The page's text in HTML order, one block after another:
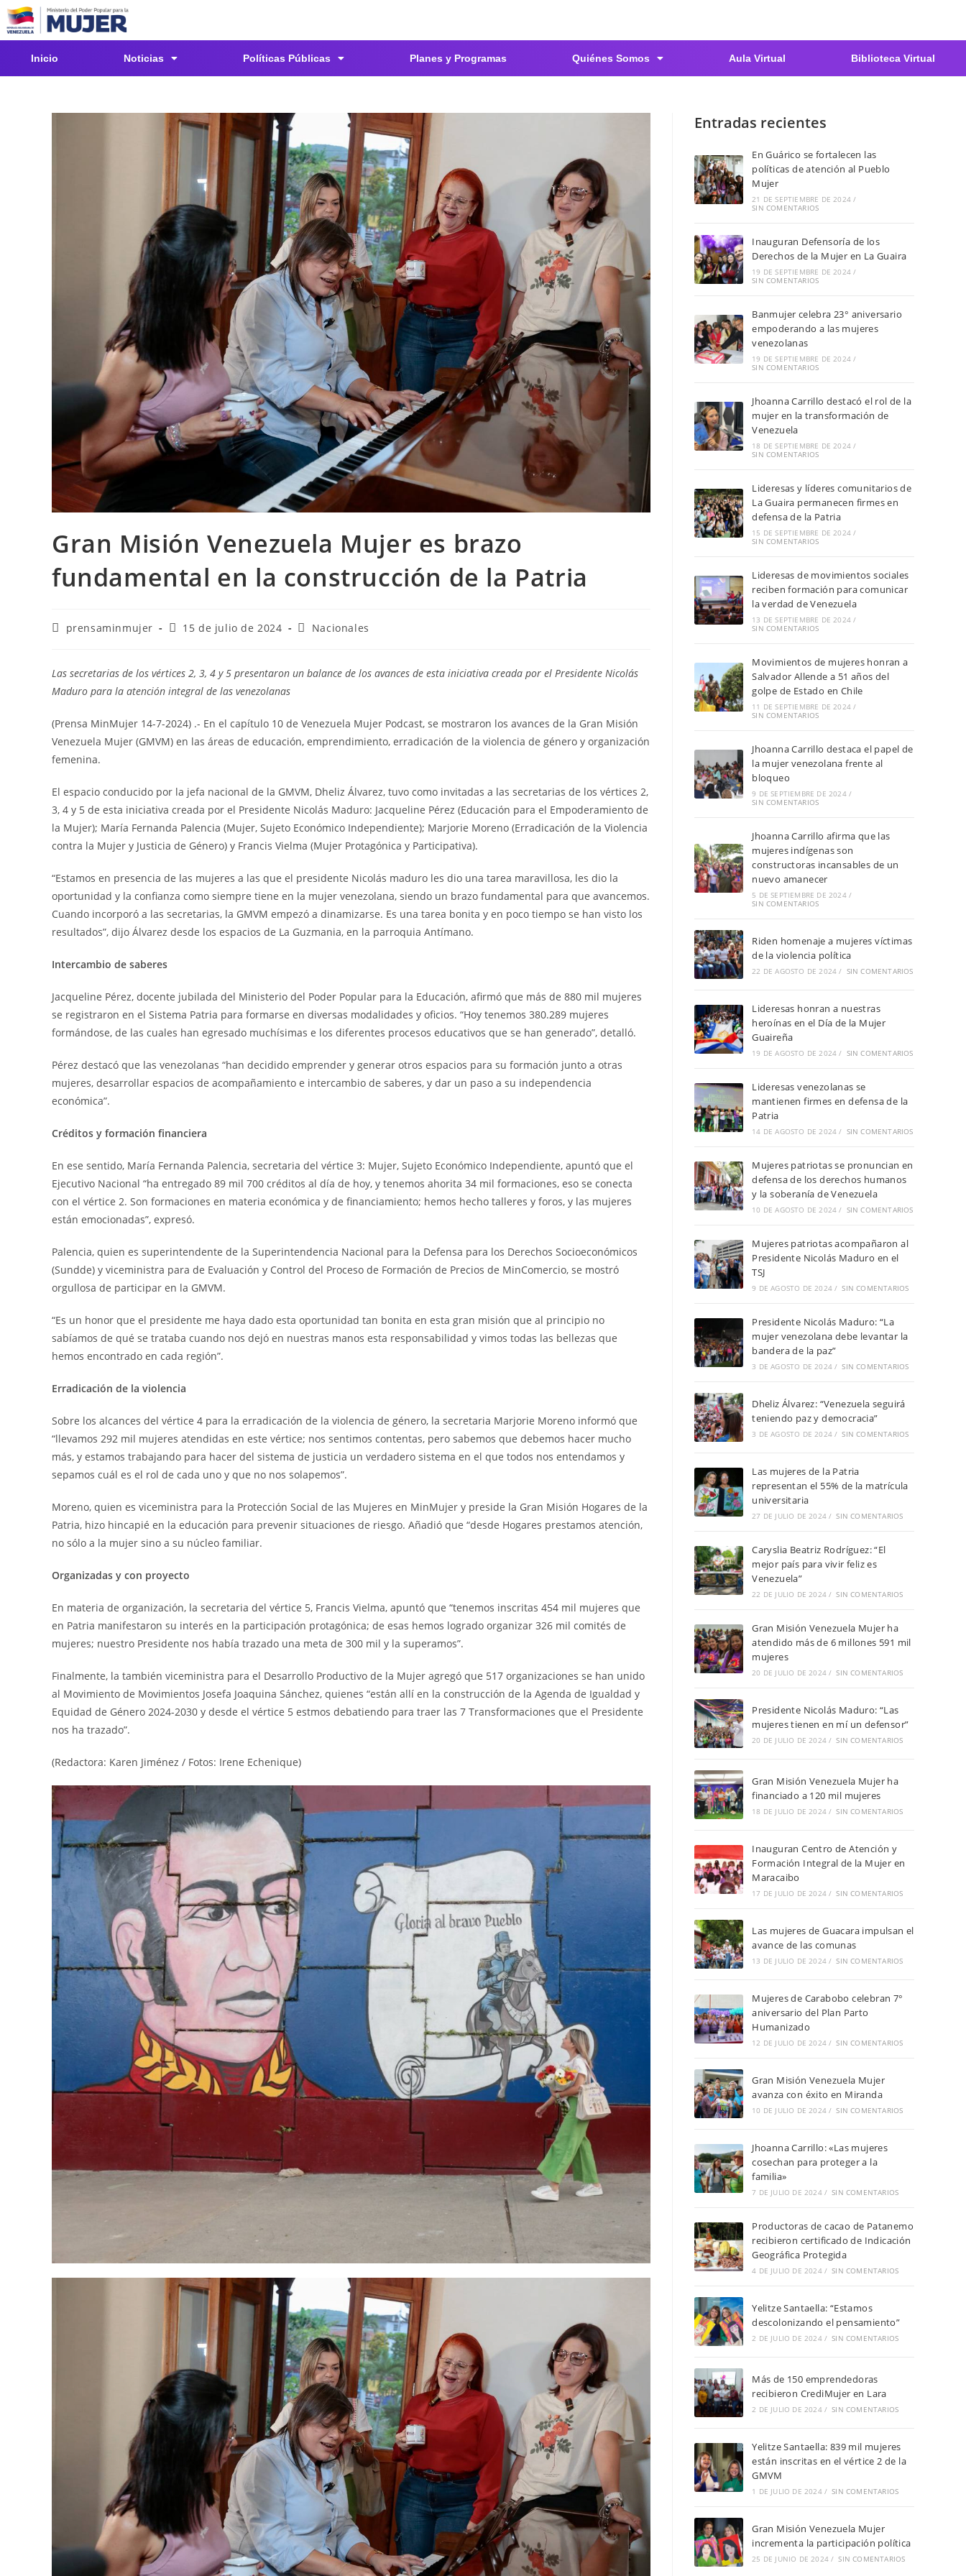
Inicio Noticias Políticas Públicas Planes y Programas Quiénes Somos Aula Virtual Biblioteca Virtual
Gran Misión Venezuela Mujer es brazo
fundamental en la construcción de la Patria
prensaminmujer 15 de julio de 2024 Nacionales
Las secretarias de los vértices 2, 3, 4 y 5 presentaron un balance de los avances de esta iniciativa creada por el Presidente Nicolás
Maduro para la atención integral de las venezolanas
(Prensa MinMujer 14-7-2024) .- En el capítulo 10 de Venezuela Mujer Podcast, se mostraron los avances de la Gran Misión
Venezuela Mujer (GMVM) en las áreas de educación, emprendimiento, erradicación de la violencia de género y organización
femenina.
El espacio conducido por la jefa nacional de la GMVM, Dheliz Álvarez, tuvo como invitadas a las secretarias de los vértices 2,
3, 4 y 5 de esta iniciativa creada por el Presidente Nicolás Maduro: Jacqueline Pérez (Educación para el Empoderamiento de
la Mujer); María Fernanda Palencia (Mujer, Sujeto Económico Independiente); Marjorie Moreno (Erradicación de la Violencia
contra la Mujer y Justicia de Género) y Francis Vielma (Mujer Protagónica y Participativa).
“Estamos en presencia de las mujeres a las que el presidente Nicolás maduro les dio una tarea maravillosa, les dio la
oportunidad y la confianza como siempre tiene en la mujer venezolana, siendo un brazo fundamental para que avancemos.
Cuando incorporó a las secretarias, la GMVM empezó a dinamizarse. Es una tarea bonita y en poco tiempo se han visto los
resultados”, dijo Álvarez desde los espacios de La Guzmania, en la parroquia Antímano.
Intercambio de saberes
Jacqueline Pérez, docente jubilada del Ministerio del Poder Popular para la Educación, afirmó que más de 880 mil mujeres
se registraron en el Sistema Patria para formarse en diversas modalidades y oficios. “Hoy tenemos 380.289 mujeres
formándose, de las cuales han egresado muchísimas e los diferentes procesos educativos que se han generado”, detalló.
Pérez destacó que las venezolanas “han decidido emprender y generar otros espacios para su formación junto a otras
mujeres, desarrollar espacios de acompañamiento e intercambio de saberes, y dar un paso a su independencia
económica”.
Créditos y formación financiera
En ese sentido, María Fernanda Palencia, secretaria del vértice 3: Mujer, Sujeto Económico Independiente, apuntó que el
Ejecutivo Nacional “ha entregado 89 mil 700 créditos al día de hoy, y tenemos ahorita 34 mil formaciones, eso se conecta
con el vértice 2. Son formaciones en materia económica y de financiamiento; hemos hecho talleres y foros, y las mujeres
están emocionadas”, expresó.
Palencia, quien es superintendente de la Superintendencia Nacional para la Defensa para los Derechos Socioeconómicos
(Sundde) y viceministra para de Evaluación y Control del Proceso de Formación de Precios de MinComercio, se mostró
orgullosa de participar en la GMVM.
“Es un honor que el presidente me haya dado esta oportunidad tan bonita en esta gran misión que al principio no
sabíamos de qué se trataba cuando nos dejó en nuestras manos esta responsabilidad y vimos todas las bellezas que
hemos encontrado en cada región”.
Erradicación de la violencia
Sobre los alcances del vértice 4 para la erradicación de la violencia de género, la secretaria Marjorie Moreno informó que
“llevamos 292 mil mujeres atendidas en este vértice; nos sentimos contentas, pero sabemos que debemos hacer mucho
más, y estamos trabajando para hacer del sistema de justicia un verdadero sistema en el que todos nos entendamos y
sepamos cuál es el rol de cada uno y que no nos solapemos”.
Moreno, quien es viceministra para la Protección Social de las Mujeres en MinMujer y preside la Gran Misión Hogares de la
Patria, hizo hincapié en la educación para prevenir situaciones de riesgo. Añadió que “desde Hogares prestamos atención,
no sólo a la mujer sino a su núcleo familiar.
Organizadas y con proyecto
En materia de organización, la secretaria del vértice 5, Francis Vielma, apuntó que “tenemos inscritas 454 mil mujeres que
en Patria manifestaron su interés en la participación protagónica; de esas hemos logrado organizar 326 mil comités de
mujeres; nuestro Presidente nos había trazado una meta de 300 mil y la superamos”.
Finalmente, la también viceministra para el Desarrollo Productivo de la Mujer agregó que 517 organizaciones se han unido
al Movimiento de Movimientos Josefa Joaquina Sánchez, quienes “están allí en la construcción de la Agenda de Igualdad y
Equidad de Género 2024-2030 y desde el vértice 5 estmos debatiendo para traer las 7 Transformaciones que el Presidente
nos ha trazado”.
(Redactora: Karen Jiménez / Fotos: Irene Echenique)
Entradas recientes
En Guárico se fortalecen las
políticas de atención al Pueblo
Mujer
21 DE SEPTIEMBRE DE 2024 /
SIN COMENTARIOS
Inauguran Defensoría de los
Derechos de la Mujer en La Guaira
19 DE SEPTIEMBRE DE 2024 /
SIN COMENTARIOS
Banmujer celebra 23° aniversario
empoderando a las mujeres
venezolanas
19 DE SEPTIEMBRE DE 2024 /
SIN COMENTARIOS
Jhoanna Carrillo destacó el rol de la
mujer en la transformación de
Venezuela
18 DE SEPTIEMBRE DE 2024 /
SIN COMENTARIOS
Lideresas y líderes comunitarios de
La Guaira permanecen firmes en
defensa de la Patria
15 DE SEPTIEMBRE DE 2024 /
SIN COMENTARIOS
Lideresas de movimientos sociales
reciben formación para comunicar
la verdad de Venezuela
13 DE SEPTIEMBRE DE 2024 /
SIN COMENTARIOS
Movimientos de mujeres honran a
Salvador Allende a 51 años del
golpe de Estado en Chile
11 DE SEPTIEMBRE DE 2024 /
SIN COMENTARIOS
Jhoanna Carrillo destaca el papel de
la mujer venezolana frente al
bloqueo
9 DE SEPTIEMBRE DE 2024 /
SIN COMENTARIOS
Jhoanna Carrillo afirma que las
mujeres indígenas son
constructoras incansables de un
nuevo amanecer
5 DE SEPTIEMBRE DE 2024 /
SIN COMENTARIOS
Riden homenaje a mujeres víctimas
de la violencia política
22 DE AGOSTO DE 2024 / SIN COMENTARIOS
Lideresas honran a nuestras
heroínas en el Día de la Mujer
Guaireña
19 DE AGOSTO DE 2024 / SIN COMENTARIOS
Lideresas venezolanas se
mantienen firmes en defensa de la
Patria
14 DE AGOSTO DE 2024 / SIN COMENTARIOS
Mujeres patriotas se pronuncian en
defensa de los derechos humanos
y la soberanía de Venezuela
10 DE AGOSTO DE 2024 / SIN COMENTARIOS
Mujeres patriotas acompañaron al
Presidente Nicolás Maduro en el
TSJ
9 DE AGOSTO DE 2024 / SIN COMENTARIOS
Presidente Nicolás Maduro: “La
mujer venezolana debe levantar la
bandera de la paz”
3 DE AGOSTO DE 2024 / SIN COMENTARIOS
Dheliz Álvarez: “Venezuela seguirá
teniendo paz y democracia”
3 DE AGOSTO DE 2024 / SIN COMENTARIOS
Las mujeres de la Patria
representan el 55% de la matrícula
universitaria
27 DE JULIO DE 2024 / SIN COMENTARIOS
Caryslia Beatriz Rodríguez: “El
mejor país para vivir feliz es
Venezuela”
22 DE JULIO DE 2024 / SIN COMENTARIOS
Gran Misión Venezuela Mujer ha
atendido más de 6 millones 591 mil
mujeres
20 DE JULIO DE 2024 / SIN COMENTARIOS
Presidente Nicolás Maduro: “Las
mujeres tienen en mí un defensor”
20 DE JULIO DE 2024 / SIN COMENTARIOS
Gran Misión Venezuela Mujer ha
financiado a 120 mil mujeres
18 DE JULIO DE 2024 / SIN COMENTARIOS
Inauguran Centro de Atención y
Formación Integral de la Mujer en
Maracaibo
17 DE JULIO DE 2024 / SIN COMENTARIOS
Las mujeres de Guacara impulsan el
avance de las comunas
13 DE JULIO DE 2024 / SIN COMENTARIOS
Mujeres de Carabobo celebran 7°
aniversario del Plan Parto
Humanizado
12 DE JULIO DE 2024 / SIN COMENTARIOS
Gran Misión Venezuela Mujer
avanza con éxito en Miranda
10 DE JULIO DE 2024 / SIN COMENTARIOS
Jhoanna Carrillo: «Las mujeres
cosechan para proteger a la
familia»
7 DE JULIO DE 2024 / SIN COMENTARIOS
Productoras de cacao de Patanemo
recibieron certificado de Indicación
Geográfica Protegida
4 DE JULIO DE 2024 / SIN COMENTARIOS
Yelitze Santaella: “Estamos
descolonizando el pensamiento”
2 DE JULIO DE 2024 / SIN COMENTARIOS
Más de 150 emprendedoras
recibieron CrediMujer en Lara
2 DE JULIO DE 2024 / SIN COMENTARIOS
Yelitze Santaella: 839 mil mujeres
están inscritas en el vértice 2 de la
GMVM
1 DE JULIO DE 2024 / SIN COMENTARIOS
Gran Misión Venezuela Mujer
incrementa la participación política
25 DE JUNIO DE 2024 / SIN COMENTARIOS